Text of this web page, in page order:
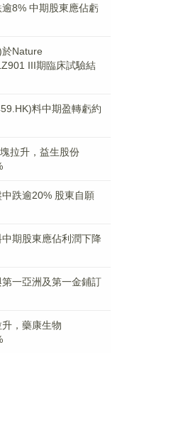
8% 中期股東應佔虧
Nature
III期臨床試驗結
料中期盈轉虧約
拉升，益生股份
跌逾20% 股東自願
期股東應佔利潤下降
一亞洲及第一金鋪訂
升，藥康生物